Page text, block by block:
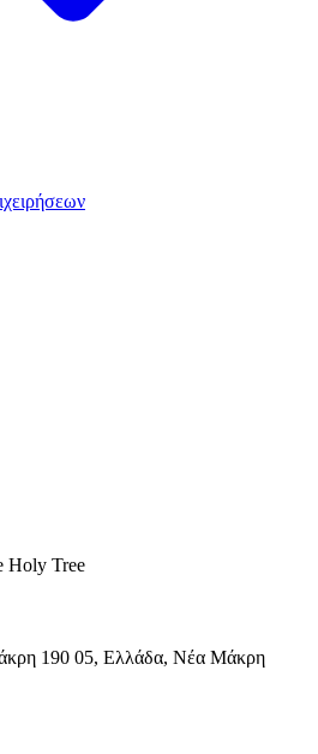
Holy Tree
190 05, Ελλάδα, Νέα Μάκρη